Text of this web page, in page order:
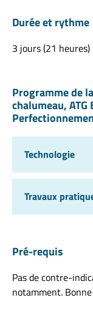
Durée et rythme
3 jours (21 heures)
Programme de
chalumeau,
Technologie
Travaux
Pré-requis
Pas de contre-
notamment.